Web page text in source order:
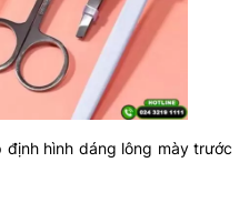
định hình dáng lông mày trước